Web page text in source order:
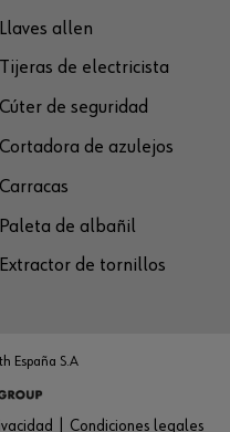
Llaves allen
Tijeras de electricista
Cúter de seguridad
Cortadora de azulejos
Carracas
Paleta de albañil
Extractor de tornillos
Condiciones legales
España S.A